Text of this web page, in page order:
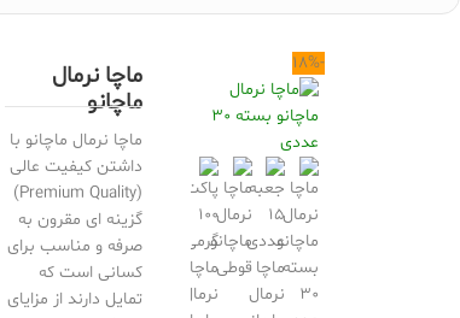
-18%
ماچا نرمال
ماچانو
ماچا نرمال ماچانو با
داشتن کیفیت عالی
(Premium Quality)
گزینه ای مقرون به
صرفه و مناسب برای
کسانی است که
تمایل دارند از مزایای